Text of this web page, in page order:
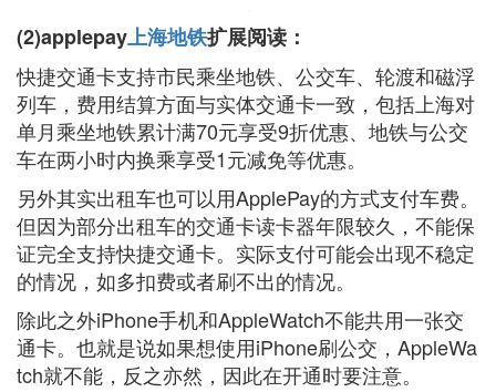
(2)applepay上海地铁扩展阅读：
快捷交通卡支持市民乘坐地铁、公交车、轮渡和磁浮
列车，费用结算方面与实体交通卡一致，包括上海对
单月乘坐地铁累计满70元享受9折优惠、地铁与公交
车在两小时内换乘享受1元减免等优惠。
另外其实出租车也可以用ApplePay的方式支付车费。
但因为部分出租车的交通卡读卡器年限较久，不能保
证完全支持快捷交通卡。实际支付可能会出现不稳定
的情况，如多扣费或者刷不出的情况。
除此之外iPhone手机和AppleWatch不能共用一张交
通卡。也就是说如果想使用iPhone刷公交，AppleWa
tch就不能，反之亦然，因此在开通时要注意。